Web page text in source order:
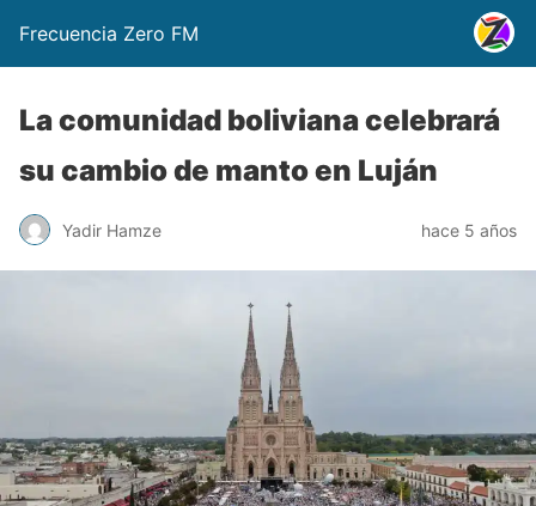
Frecuencia Zero FM
La comunidad boliviana celebrará
su cambio de manto en Luján
Yadir Hamze hace 5 años